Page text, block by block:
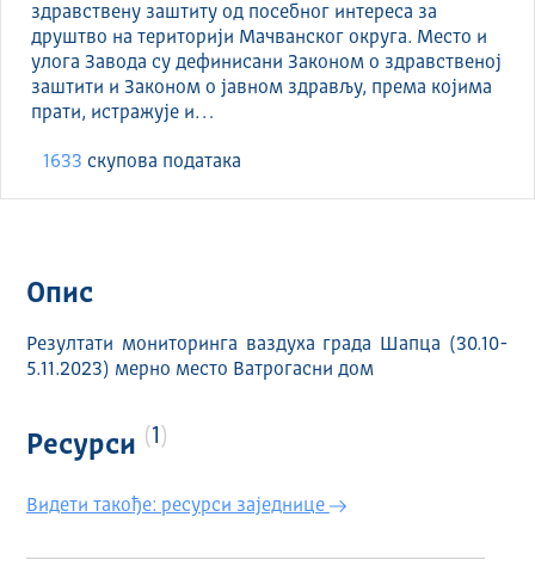
здравствену заштиту од посебног интереса за
друштво на територији Мачванског округа. Место и
улога Завода су дефинисани Законом о здравственој
заштити и Законом о јавном здрављу, према којима
прати, истражује и…
1633 скуповa података
Опис
Резултати мониторинга ваздуха града Шапца (30.10-
5.11.2023) мерно место Ватрогасни дом
Ресурси 1
Видети такође: ресурси заједнице